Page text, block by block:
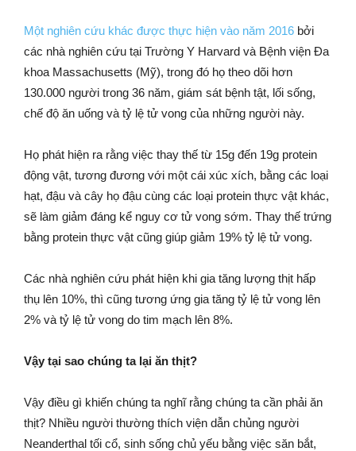
Một nghiên cứu khác được thực hiện vào năm 2016 bởi
các nhà nghiên cứu tại Trường Y Harvard và Bệnh viện Đa
khoa Massachusetts (Mỹ), trong đó họ theo dõi hơn
130.000 người trong 36 năm, giám sát bệnh tật, lối sống,
chế độ ăn uống và tỷ lệ tử vong của những người này.
Họ phát hiện ra rằng việc thay thế từ 15g đến 19g protein
động vật, tương đương với một cái xúc xích, bằng các loại
hạt, đậu và cây họ đậu cùng các loại protein thực vật khác,
sẽ làm giảm đáng kể nguy cơ tử vong sớm. Thay thế trứng
bằng protein thực vật cũng giúp giảm 19% tỷ lệ tử vong.
Các nhà nghiên cứu phát hiện khi gia tăng lượng thịt hấp
thụ lên 10%, thì cũng tương ứng gia tăng tỷ lệ tử vong lên
2% và tỷ lệ tử vong do tim mạch lên 8%.
Vậy tại sao chúng ta lại ăn thịt?
Vậy điều gì khiến chúng ta nghĩ rằng chúng ta cần phải ăn
thịt? Nhiều người thường thích viện dẫn chủng người
Neanderthal tối cổ, sinh sống chủ yếu bằng việc săn bắt,